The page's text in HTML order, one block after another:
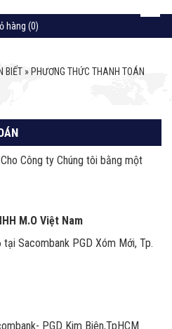
hàng (0)
BIẾT » PHƯƠNG THỨC THANH TOÁN
Công ty Chúng tôi bằng một
M.O Việt Nam
Sacombank PGD Xóm Mới, Tp.
PGD Kim Biên,TpHCM